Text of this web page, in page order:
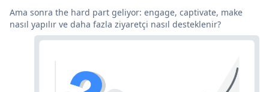
Ama sonra the hard part geliyor: engage, captivate, make
nasıl yapılır ve daha fazla ziyaretçi nasıl desteklenir?